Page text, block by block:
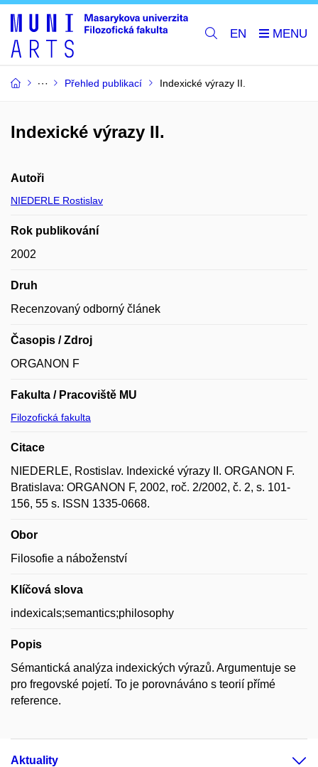
EN
Přehled publikací Indexické výrazy II.
Indexické výrazy II.
Autoři
NIEDERLE Rostislav
Rok publikování
2002
Druh
Recenzovaný odborný článek
Časopis / Zdroj
ORGANON F
Fakulta / Pracoviště MU
Filozofická fakulta
Citace
NIEDERLE, Rostislav. Indexické výrazy II. ORGANON F.
Bratislava: ORGANON F, 2002, roč. 2/2002, č. 2, s. 101-
156, 55 s. ISSN 1335-0668.
Obor
Filosofie a náboženství
Klíčová slova
indexicals;semantics;philosophy
Popis
Sémantická analýza indexických výrazů. Argumentuje se
pro fregovské pojetí. To je porovnáváno s teorií přímé
reference.
Aktuality